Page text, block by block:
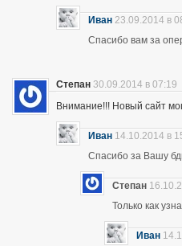
Иван 23.09.2014 в
Спасибо вам за
Степан 30.09.2014 в 07:19
Внимание!!! Новый сайт
Иван 14.10.2014 в
Спасибо за Вашу
Степан
Только как
Иван